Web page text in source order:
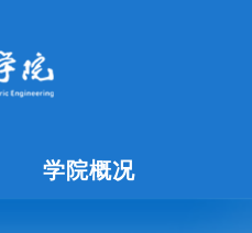
学院概况